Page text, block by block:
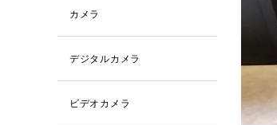
カメラ
デジタルカメラ
ビデオカメラ